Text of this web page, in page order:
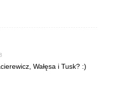
Wałęsa i Tusk? :)